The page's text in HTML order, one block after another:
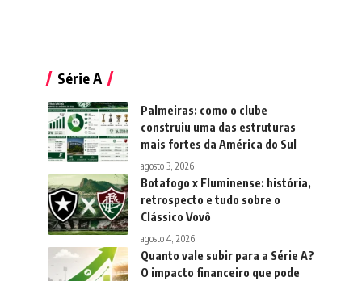
Série A
Palmeiras: como o clube
construiu uma das estruturas
mais fortes da América do Sul
agosto 3, 2026
Botafogo x Fluminense: história,
retrospecto e tudo sobre o
Clássico Vovô
agosto 4, 2026
Quanto vale subir para a Série A?
O impacto financeiro que pode